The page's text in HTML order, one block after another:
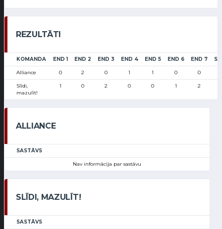
REZULTĀTI
KOMANDA END 1 END 2 END 3 END 4 END 5 END 6 END 7
Alliance 0 2 0 1 1 0 0
Slīdi,
mazulīt!
1 0 2 0 0 1 2
ALLIANCE
SASTĀVS
Nav informācija par sastāvu
SLĪDI, MAZULĪT!
SASTĀVS